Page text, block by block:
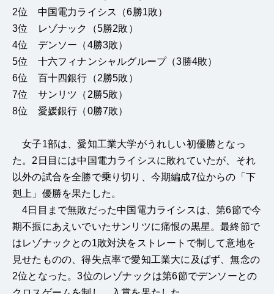
2位 中国電力ライシス（6勝1敗）
3位 レゾナック（5勝2敗）
4位 デンソー（4勝3敗）
5位 十六フィナンシャルグループ（3勝4敗）
6位 百十四銀行（2勝5敗）
7位 サンリツ（2勝5敗）
8位 愛媛銀行（0勝7敗）
女子1部は、愛知工業大学がうれしい初優勝となっ
た。2日目には中国電力ライシスに敗れていたが、それ
以外の試合を全勝で乗り切り、今期編成7位からの「下
剋上」優勝を果たした。
4日目まで無敗だった中国電力ライシスは、第6節で今
期不振にあえいでいたサンリツに痛恨の黒星。最終節で
はレゾナックとの1敗対決をストレートで制して意地を
見せたものの、得失点率で愛知工業大に及ばず、無念の
2位となった。3位のレゾナックは第6節でデンソーとの